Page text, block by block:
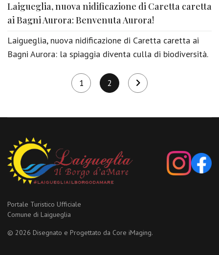
Laigueglia, nuova nidificazione di Caretta caretta
ai Bagni Aurora: Benvenuta Aurora!
Laigueglia, nuova nidificazione di Caretta caretta ai
Bagni Aurora: la spiaggia diventa culla di biodiversità.
1 2
Portale Turistico Ufficiale
Comune di Laigueglia
© 2026 Disegnato e Progettato da Core iMaging.